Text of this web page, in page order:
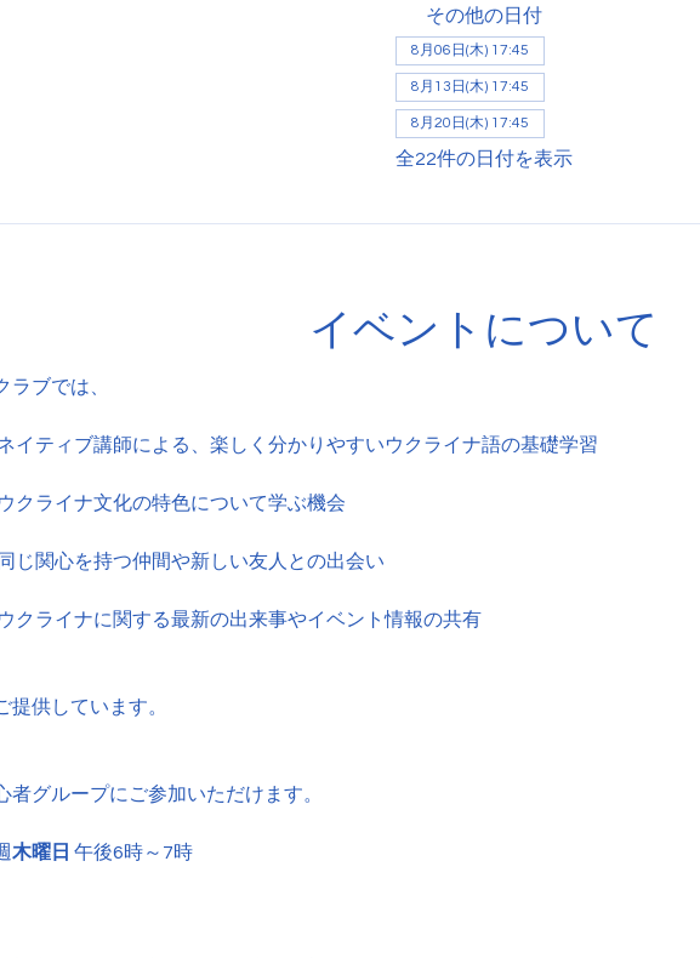
その他の日付
8月06日(木) 17:45
8月13日(木) 17:45
8月20日(木) 17:45
全22件の日付を表示
イベントについて
ラブでは、
イティブ講師による、楽しく分かりやすいウクライナ語の基礎学習
クライナ文化の特色について学ぶ機会
じ関心を持つ仲間や新しい友人との出会い
クライナに関する最新の出来事やイベント情報の共有
提供しています。
者グループにご参加いただけます。
木曜日 午後6時～7時